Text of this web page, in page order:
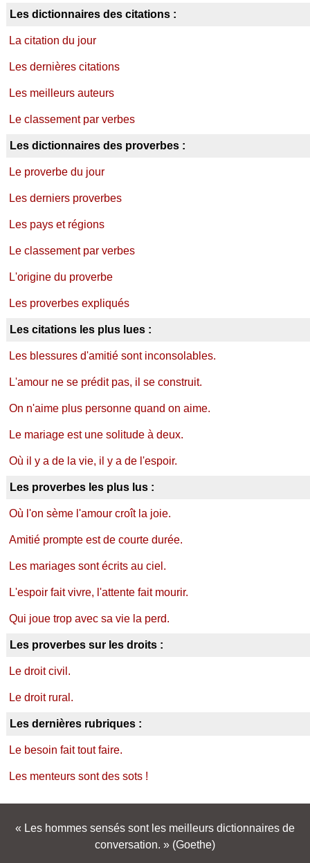
Les dictionnaires des citations :
La citation du jour
Les dernières citations
Les meilleurs auteurs
Le classement par verbes
Les dictionnaires des proverbes :
Le proverbe du jour
Les derniers proverbes
Les pays et régions
Le classement par verbes
L'origine du proverbe
Les proverbes expliqués
Les citations les plus lues :
Les blessures d'amitié sont inconsolables.
L'amour ne se prédit pas, il se construit.
On n'aime plus personne quand on aime.
Le mariage est une solitude à deux.
Où il y a de la vie, il y a de l'espoir.
Les proverbes les plus lus :
Où l'on sème l'amour croît la joie.
Amitié prompte est de courte durée.
Les mariages sont écrits au ciel.
L'espoir fait vivre, l'attente fait mourir.
Qui joue trop avec sa vie la perd.
Les proverbes sur les droits :
Le droit civil.
Le droit rural.
Les dernières rubriques :
Le besoin fait tout faire.
Les menteurs sont des sots !
Les hommes sensés sont les meilleurs dictionnaires de
conversation.
(Goethe)